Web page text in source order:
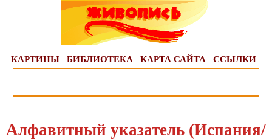
КАРТИНЫ БИБЛИОТЕКА КАРТА САЙТА ССЫЛКИ
Алфавитный указатель (Испания/